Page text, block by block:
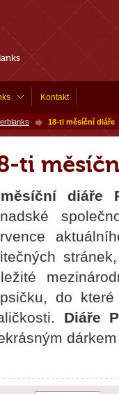
Kontakt
18-ti měsíční diáře
ti
diáře
do
Diáře